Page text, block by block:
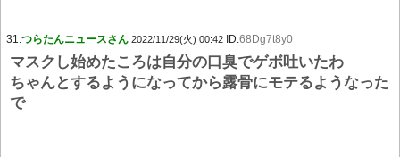
31:つらたんニュースさん 2022/11/29(火) 00:42 ID:68Dg7t8y0
マスクし始めたころは自分の口臭でゲボ吐いたわ
ちゃんとするようになってから露骨にモテるようなった
で